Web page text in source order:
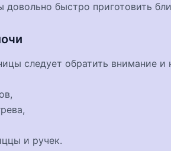
довольно быстро приготовить
следует обратить внимание и
и ручек.